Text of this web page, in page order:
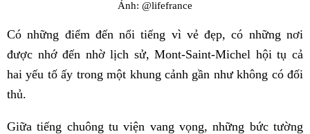
Ảnh: @lifefrance
Có những điểm đến nổi tiếng vì vẻ đẹp, có những nơi
được nhớ đến nhờ lịch sử, Mont-Saint-Michel hội tụ cả
hai yếu tố ấy trong một khung cảnh gần như không có đối
thủ.
Giữa tiếng chuông tu viện vang vọng, những bức tường